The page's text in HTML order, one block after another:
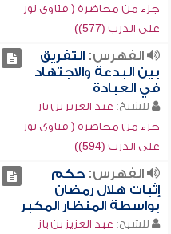
جزء من محاضرة ( فتاوى نور
على الدرب (577))
الفهرس:التفريق
بين البدعة والاجتهاد
في العبادة
للشيخ: عبد العزيز بن باز
جزء من محاضرة ( فتاوى نور
على الدرب (594))
الفهرس:حكم
إثبات هلال رمضان
بواسطة المنظار المكبر
للشيخ: عبد العزيز بن باز